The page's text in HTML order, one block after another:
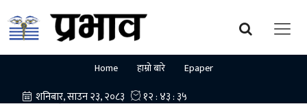
Home हाम्रो बारे Epaper